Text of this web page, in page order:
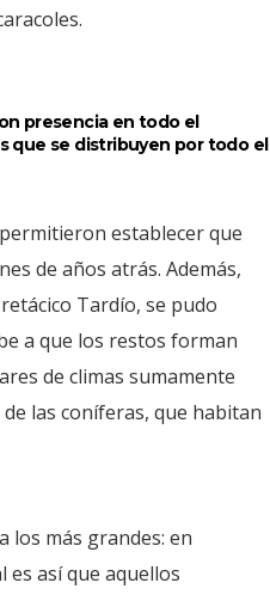
presencia en todo el
que se distribuyen por todo el
establecer que
de años atrás. Además,
Tardío, se pudo
a que los restos forman
de climas sumamente
las coníferas, que habitan
los más grandes: en
así que aquellos